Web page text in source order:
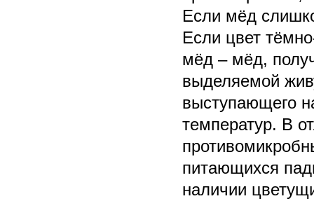
Если мёд
Если цвет
мёд – мёд,
выделяемой
выступающего
температур. В
питающихся
наличии